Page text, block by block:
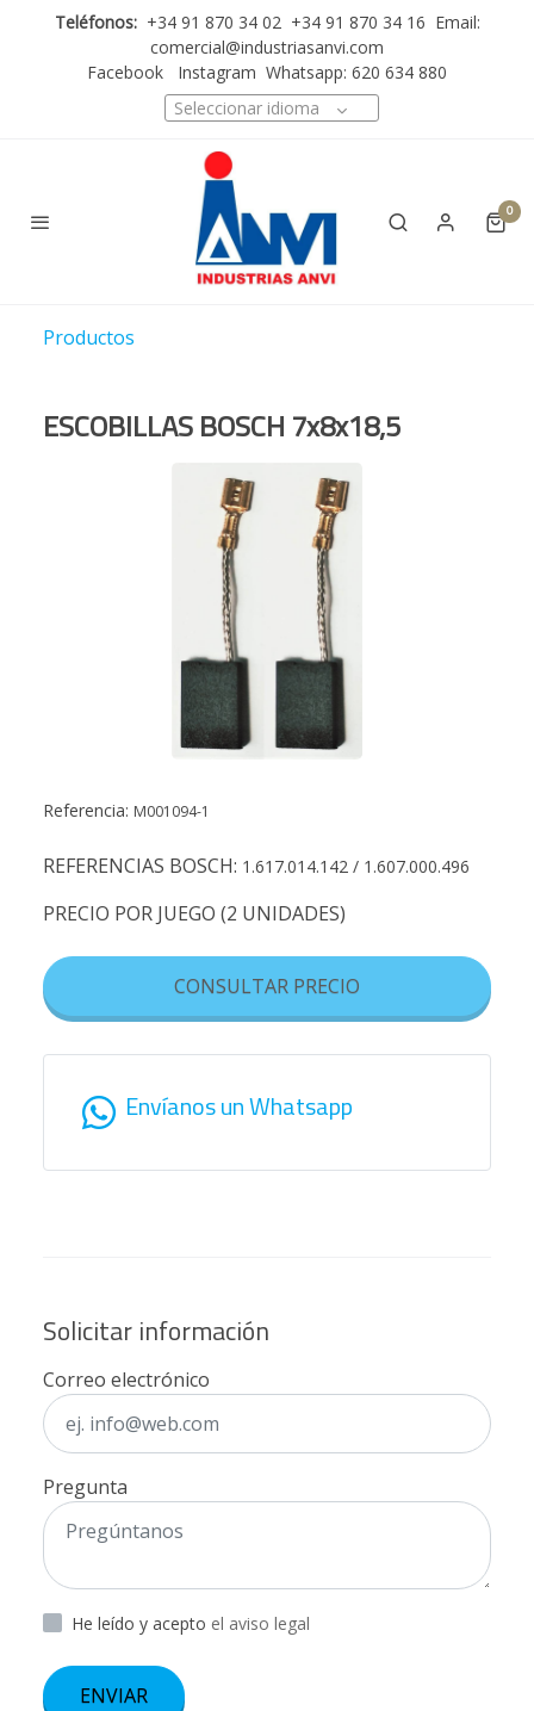
Teléfonos: +34 91 870 34 02 +34 91 870 34 16 Email:
comercial@industriasanvi.com
Facebook
Instagram Whatsapp: 620 634 880
Seleccionar idioma
0
Productos
ESCOBILLAS BOSCH 7x8x18,5
Referencia: M001094-1
REFERENCIAS BOSCH: 1.617.014.142 / 1.607.000.496
PRECIO POR JUEGO (2 UNIDADES)
CONSULTAR PRECIO
Envíanos un Whatsapp
Solicitar información
Correo electrónico
Pregunta
He leído y acepto el aviso legal
ENVIAR